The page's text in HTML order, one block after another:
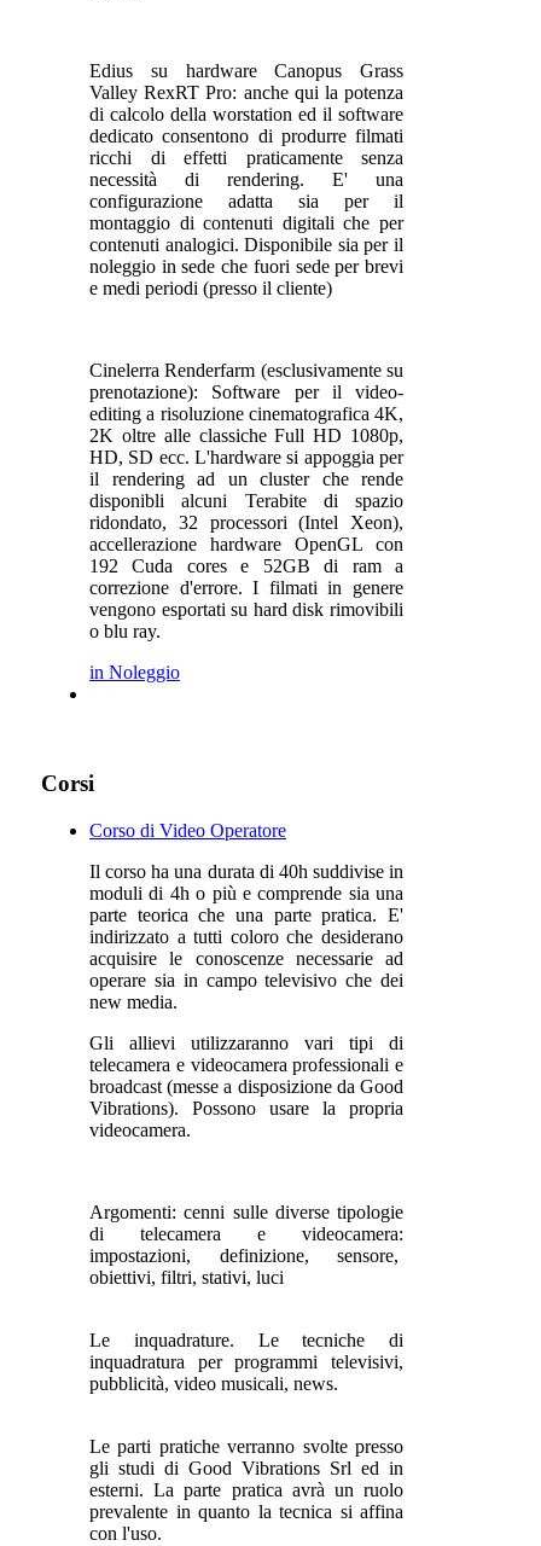
Edius su hardware Canopus Grass
Valley RexRT Pro: anche qui la potenza
di calcolo della worstation ed il software
dedicato consentono di produrre filmati
ricchi di effetti praticamente senza
necessità di rendering. E' una
configurazione adatta sia per il
montaggio di contenuti digitali che per
contenuti analogici. Disponibile sia per il
noleggio in sede che fuori sede per brevi
e medi periodi (presso il cliente)
Cinelerra Renderfarm (esclusivamente su
prenotazione): Software per il video-
editing a risoluzione cinematografica 4K,
2K oltre alle classiche Full HD 1080p,
HD, SD ecc. L'hardware si appoggia per
il rendering ad un cluster che rende
disponibli alcuni Terabite di spazio
ridondato, 32 processori (Intel Xeon),
accellerazione hardware OpenGL con
192 Cuda cores e 52GB di ram a
correzione d'errore. I filmati in genere
vengono esportati su hard disk rimovibili
o blu ray.
in Noleggio
Corsi
Corso di Video Operatore
Il corso ha una durata di 40h suddivise in
moduli di 4h o più e comprende sia una
parte teorica che una parte pratica. E'
indirizzato a tutti coloro che desiderano
acquisire le conoscenze necessarie ad
operare sia in campo televisivo che dei
new media.
Gli allievi utilizzaranno vari tipi di
telecamera e videocamera professionali e
broadcast (messe a disposizione da Good
Vibrations). Possono usare la propria
videocamera.
Argomenti: cenni sulle diverse tipologie
di telecamera e videocamera:
impostazioni, definizione, sensore,
obiettivi, filtri, stativi, luci
Le inquadrature. Le tecniche di
inquadratura per programmi televisivi,
pubblicità, video musicali, news.
Le parti pratiche verranno svolte presso
gli studi di Good Vibrations Srl ed in
esterni. La parte pratica avrà un ruolo
prevalente in quanto la tecnica si affina
con l'uso.